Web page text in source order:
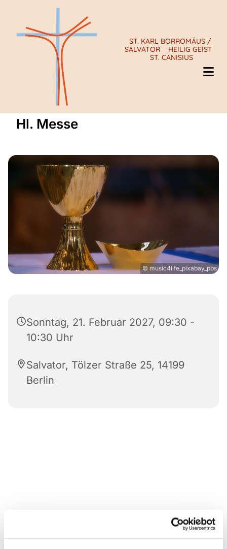
ST. KARL BORROMÄUS /
SALVATOR
HEILIG GEIST
ST. CANISIUS
Hl. Messe
© music4life_pixabay_pbs
Sonntag, 21. Februar 2027, 09:30 -
10:30 Uhr
Salvator, Tölzer Straße 25, 14199
Berlin